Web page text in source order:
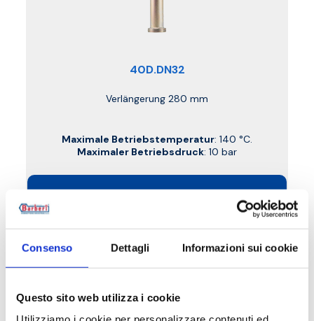
Consenso Dettagli Informazioni sui cookie
Questo sito web utilizza i cookie
40D.DN32
Verlängerung 280 mm
Maximale Betriebstemperatur: 140 °C.
Maximaler Betriebsdruck: 10 bar